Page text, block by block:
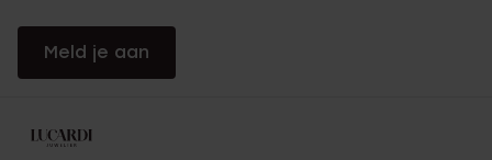
Meld je aan